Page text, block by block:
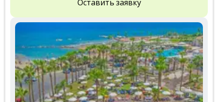
Оставить заявку